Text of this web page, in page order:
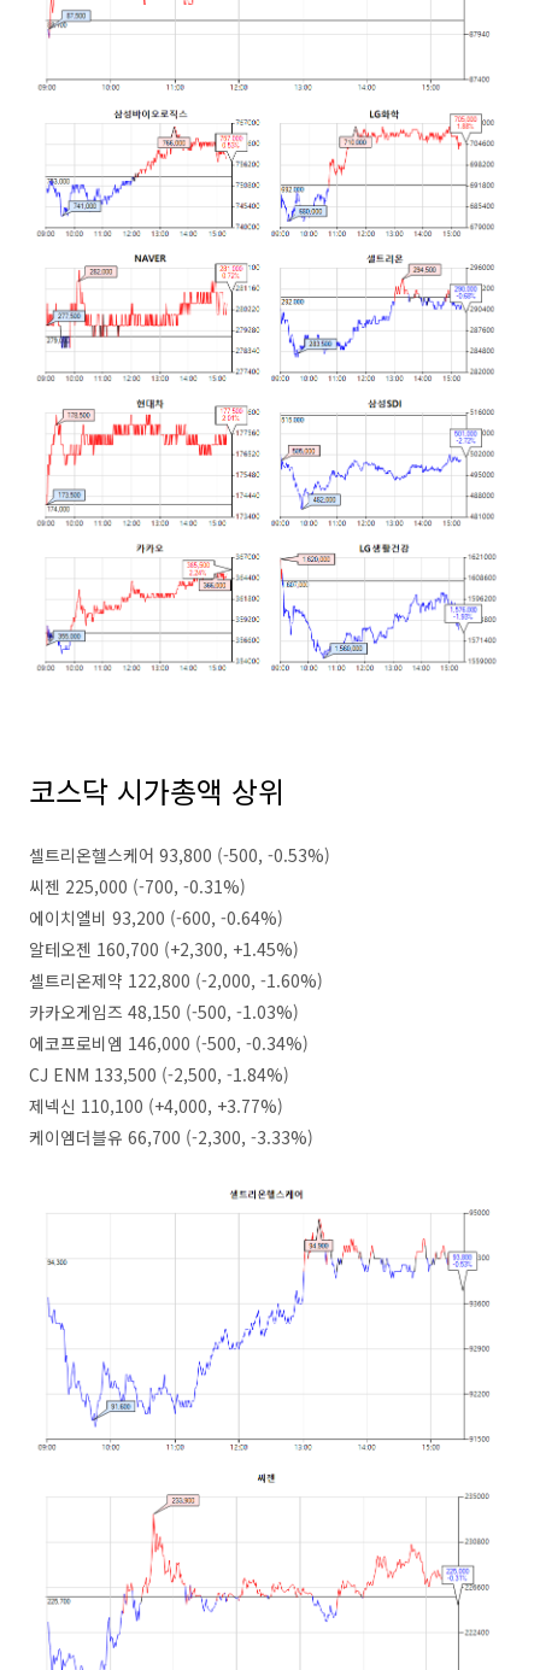
코스닥 시가총액 상위
셀트리온헬스케어 93,800 (-500, -0.53%)
씨젠 225,000 (-700, -0.31%)
에이치엘비 93,200 (-600, -0.64%)
알테오젠 160,700 (+2,300, +1.45%)
셀트리온제약 122,800 (-2,000, -1.60%)
카카오게임즈 48,150 (-500, -1.03%)
에코프로비엠 146,000 (-500, -0.34%)
CJ ENM 133,500 (-2,500, -1.84%)
제넥신 110,100 (+4,000, +3.77%)
케이엠더블유 66,700 (-2,300, -3.33%)